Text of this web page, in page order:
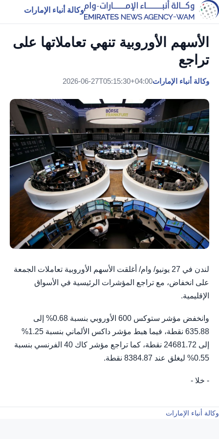
وكالة أنباء الإمارات
الأسهم الأوروبية تنهي تعاملاتها على
تراجع
وكالة أنباء الإمارات2026-06-27T05:15:30+04:00
لندن في 27 يونيو/ وام/ أغلقت الأسهم الأوروبية تعاملات الجمعة
على انخفاض، مع تراجع المؤشرات الرئيسية في الأسواق
الإقليمية.
وانخفض مؤشر ستوكس 600 الأوروبي بنسبة 0.68% إلى
635.88 نقطة، فيما هبط مؤشر داكس الألماني بنسبة 1.25%
إلى 24681.72 نقطة، كما تراجع مؤشر كاك 40 الفرنسي بنسبة
0.55% ليغلق عند 8384.87 نقطة.
- خلا -
وكالة أنباء الإمارات